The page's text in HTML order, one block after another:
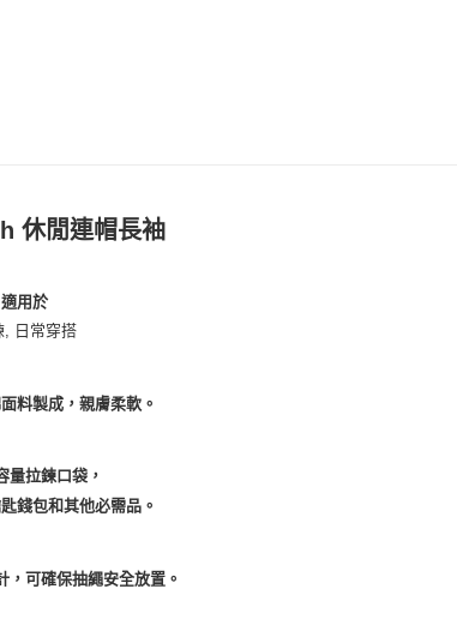
休閒連帽長袖
適用於
, 日常穿搭
料製成，親膚柔軟。
量拉鍊口袋，
錢包和其他必需品。
，可確保抽繩安全放置。